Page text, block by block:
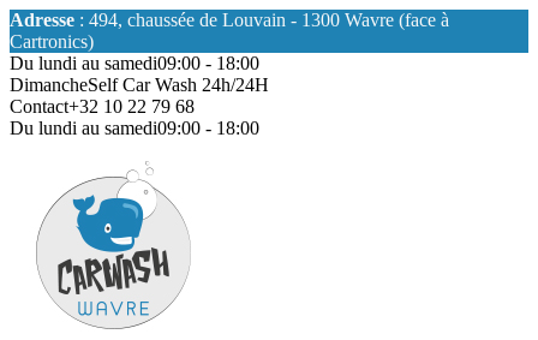
Adresse : 494, chaussée de Louvain - 1300 Wavre (face à
Cartronics)
Du lundi au samedi09:00 - 18:00
DimancheSelf Car Wash 24h/24H
Contact+32 10 22 79 68
Du lundi au samedi09:00 - 18:00